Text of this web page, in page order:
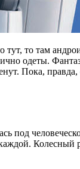
то там
одеты.
Пока,
под
Колесный